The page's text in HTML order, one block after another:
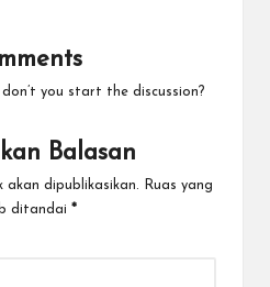
you start the discussion?
Balasan
dipublikasikan.
Ruas yang
ditandai *